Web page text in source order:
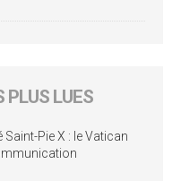
PLUS LUES
Pie X : le Vatican